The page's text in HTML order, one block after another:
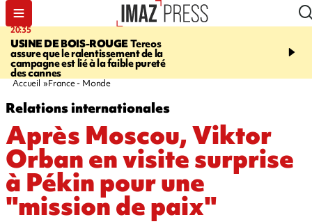
20:35
USINE DE BOIS-ROUGETereos
assure que le ralentissement de la
campagne est lié à la faible pureté
des cannes
05:30
téléphérique Papang à
Accueil France - Monde
Relations internationales
Après Moscou, Viktor
Orban en visite surprise
à Pékin pour une
"mission de paix"